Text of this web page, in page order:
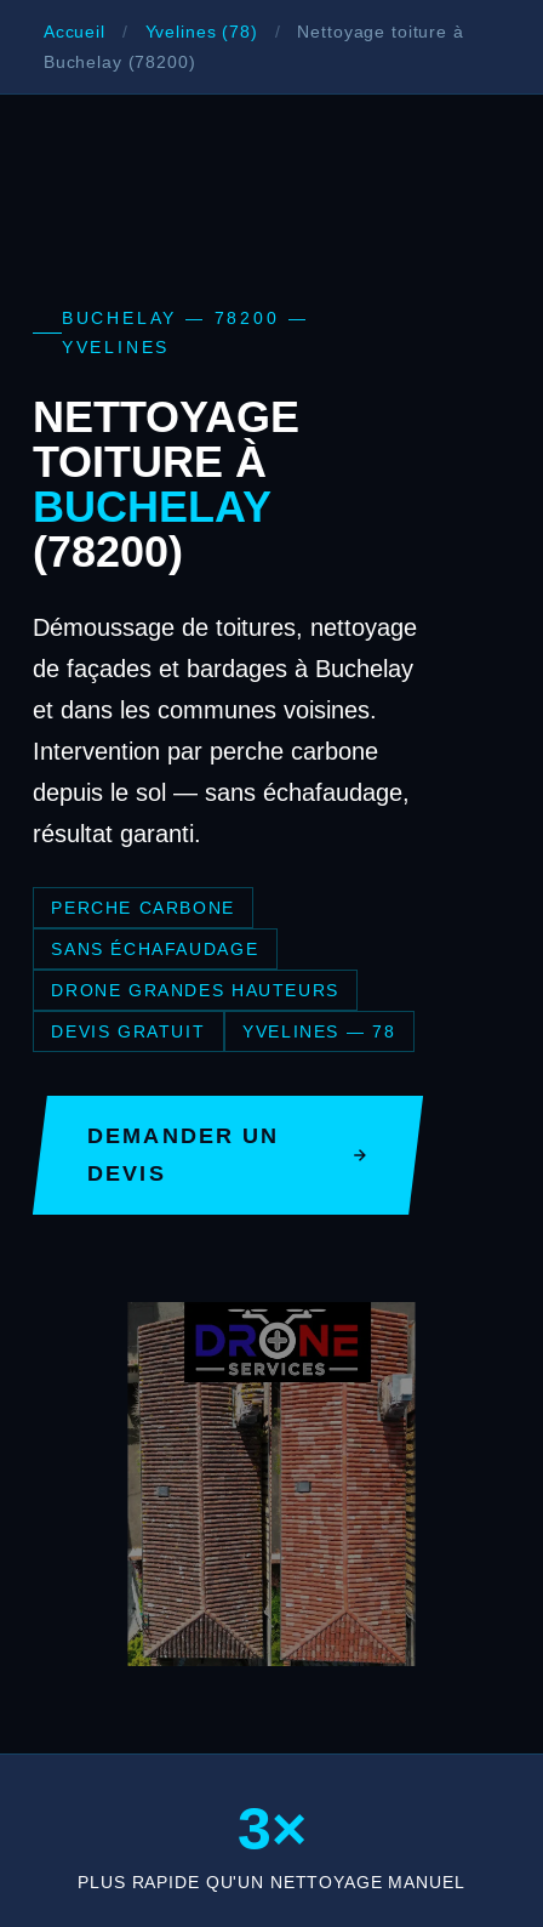
Accueil / Yvelines (78) /
Nettoyage toiture à
Buchelay (78200)
BUCHELAY — 78200 —
YVELINES
NETTOYAGE
TOITURE À
BUCHELAY
(78200)
Démoussage de toitures, nettoyage
de façades et bardages à Buchelay
et dans les communes voisines.
Intervention par perche carbone
depuis le sol — sans échafaudage,
résultat garanti.
PERCHE CARBONE
SANS ÉCHAFAUDAGE
DRONE GRANDES HAUTEURS
DEVIS GRATUIT YVELINES — 78
DEMANDER UN
DEVIS
3×
PLUS RAPIDE QU'UN NETTOYAGE MANUEL